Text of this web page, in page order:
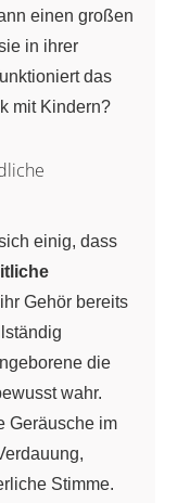
einen großen
in ihrer
das
mit Kindern?
einig, dass
Gehör bereits
die
wahr.
Geräusche im
Stimme.